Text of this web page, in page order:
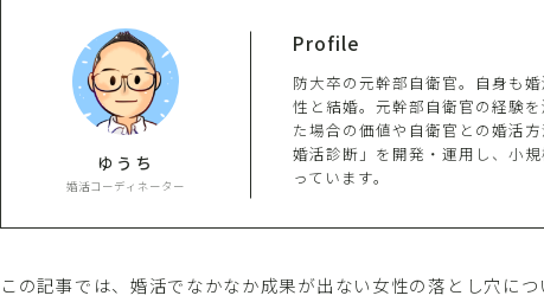
ゆうち
婚活コーディネーター
Profile
防大卒の元幹部自衛官。自身も
性と結婚。元幹部自衛官の経験
た場合の価値や自衛官との婚活
婚活診断」を開発・運用し、小
っています。
この記事では、婚活でなかなか成果が出ない女性の落とし穴につ